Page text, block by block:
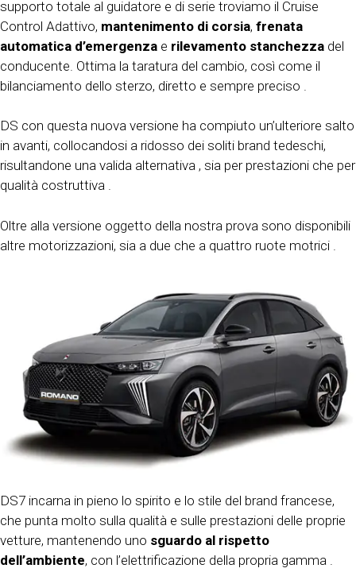
supporto totale al guidatore e di serie troviamo il Cruise
Control Adattivo, mantenimento di corsia, frenata
automatica d’emergenza e rilevamento stanchezza del
conducente. Ottima la taratura del cambio, così come il
bilanciamento dello sterzo, diretto e sempre preciso .
DS con questa nuova versione ha compiuto un’ulteriore salto
in avanti, collocandosi a ridosso dei soliti brand tedeschi,
risultandone una valida alternativa , sia per prestazioni che per
qualità costruttiva .
Oltre alla versione oggetto della nostra prova sono disponibili
altre motorizzazioni, sia a due che a quattro ruote motrici .
DS7 incarna in pieno lo spirito e lo stile del brand francese,
che punta molto sulla qualità e sulle prestazioni delle proprie
vetture, mantenendo uno sguardo al rispetto
dell’ambiente, con l’elettrificazione della propria gamma .